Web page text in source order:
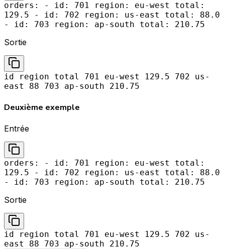
orders: - id: 701 region: eu-west total:
129.5 - id: 702 region: us-east total: 88.0
- id: 703 region: ap-south total: 210.75
Sortie
id region total 701 eu-west 129.5 702 us-
east 88 703 ap-south 210.75
Deuxième exemple
Entrée
orders: - id: 701 region: eu-west total:
129.5 - id: 702 region: us-east total: 88.0
- id: 703 region: ap-south total: 210.75
Sortie
id region total 701 eu-west 129.5 702 us-
east 88 703 ap-south 210.75